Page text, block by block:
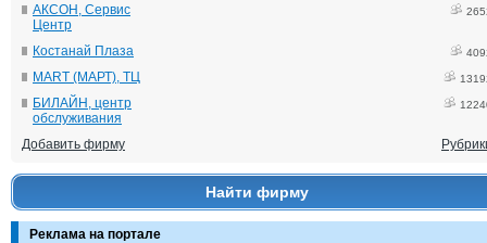
АКСОН, Сервис
Центр
Костанай Плаза
MART (МАРТ), ТЦ
БИЛАЙН, центр
обслуживания
Добавить фирму
Найти фирму
Реклама на портале